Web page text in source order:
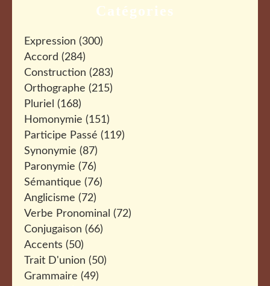
Catégories
Expression (300)
Accord (284)
Construction (283)
Orthographe (215)
Pluriel (168)
Homonymie (151)
Participe Passé (119)
Synonymie (87)
Paronymie (76)
Sémantique (76)
Anglicisme (72)
Verbe Pronominal (72)
Conjugaison (66)
Accents (50)
Trait D'union (50)
Grammaire (49)